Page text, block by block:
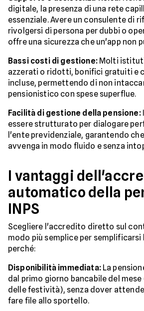
digitale, la presenza di una rete
essenziale. Avere un consulente di
rivolgersi di persona per dubbi o
offre una sicurezza che un'app non
Bassi costi di gestione:Molti
azzerati o ridotti, bonifici gratuiti e
incluse, permettendo di non
pensionistico con spese superflue.
Facilità di gestione della pensione:
essere strutturato per dialogare
l'ente previdenziale, garantendo
avvenga in modo fluido e senza
I vantaggi
automatico della
INPS
Scegliere l'accredito diretto sul
modo più semplice per semplificarsi
perché:
Disponibilità immediata:La
dal primo giorno bancabile del
delle festività), senza dover
fare file allo sportello.